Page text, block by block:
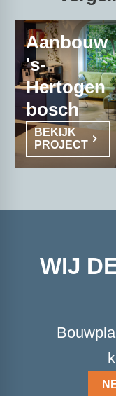
Aanbouw
's-
Hertogen
bosch
BEKIJK
PROJECT
WIJ